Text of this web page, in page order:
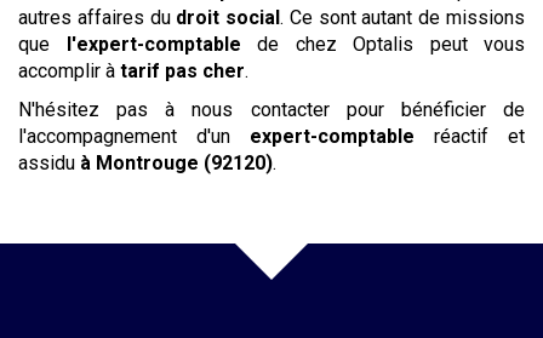
autres affaires du droit social. Ce sont autant de missions
que
l'expert-comptable de chez Optalis peut vous
accomplir à tarif pas cher.
N'hésitez pas à nous contacter pour bénéficier de
l'accompagnement d'un expert-comptable réactif et
assidu à Montrouge (92120).